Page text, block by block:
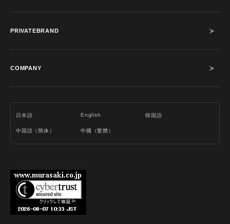
PRIVATEBRAND
COMPANY
日本語 English 韓国語
中国語（簡体） 中國（繁體）